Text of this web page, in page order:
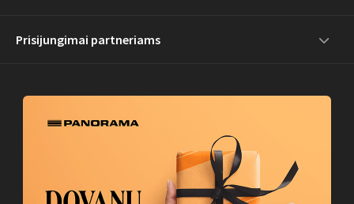
Prisijungimai partneriams